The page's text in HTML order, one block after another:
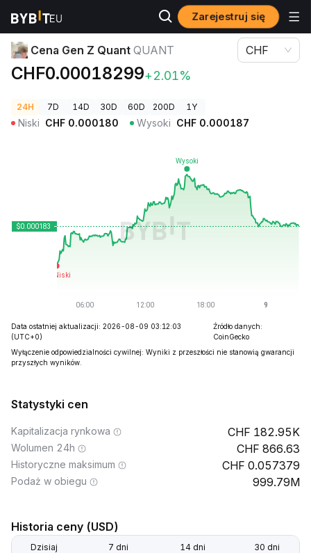
Zarejestruj się
Ceny kryptowalut Cena Gen Z Quant QUANT
Cena Gen Z Quant QUANT
CHF0.00018299+2.01%
CHF
24H 7D 14D 30D 60D 200D 1Y
Niski CHF 0.000180 Wysoki CHF 0.000187
Data ostatniej aktualizacji: 2026-08-09 03:12:03
(UTC+0)
Źródło danych:
CoinGecko
Wyłączenie odpowiedzialności cywilnej: Wyniki z przeszłości nie stanowią gwarancji
przyszłych wyników.
Statystyki cen
Kapitalizacja rynkowa 182.95K
Wolumen 24h 866.63
Historyczne maksimum 0.057379
Podaż w obiegu 999.79M
Historia ceny (USD)
Dzisiaj 7 dni 14 dni 30 dni